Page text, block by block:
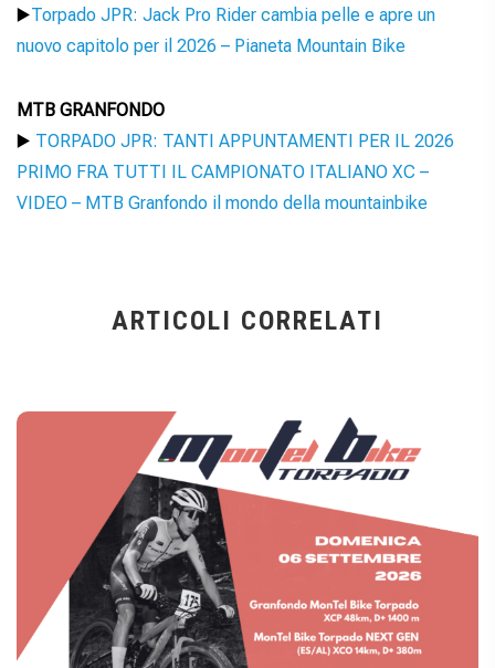
▶️Torpado JPR: Jack Pro Rider cambia pelle e apre un
nuovo capitolo per il 2026 – Pianeta Mountain Bike
MTB GRANFONDO
▶️ TORPADO JPR: TANTI APPUNTAMENTI PER IL 2026
PRIMO FRA TUTTI IL CAMPIONATO ITALIANO XC –
VIDEO – MTB Granfondo il mondo della mountainbike
ARTICOLI CORRELATI